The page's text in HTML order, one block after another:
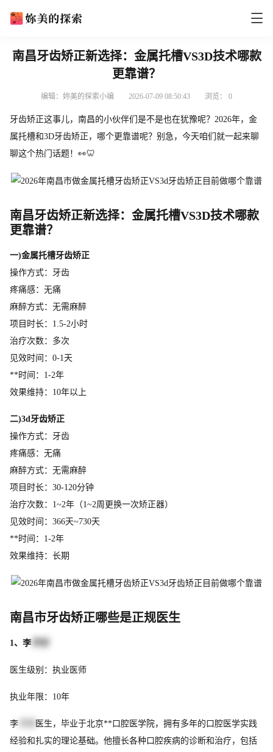
南昌牙齿矫正新选择：金属托槽VS3D技术哪款
更靠谱？
编辑：妳美的探索小编 2026-07-09 08:50:43 浏览： 0
牙齿矫正这事儿，南昌的小伙伴们是不是也在犹豫呢？2026年，金
属托槽和3D牙齿矫正，哪个更靠谱呢？别急，今天咱们就一起来聊
聊这个热门话题！👀🦷
南昌牙齿矫正新选择：金属托槽VS3D技术哪款
更靠谱？
一)金属托槽牙齿矫正
操作方式：牙齿
疼痛感：无痛
麻醉方式：无需麻醉
项目时长：1.5-2小时
治疗次数：多次
见效时间：0-1天
**时间：1-2年
效果维持：10年以上
二)3d牙齿矫正
操作方式：牙齿
疼痛感：无痛
麻醉方式：无需麻醉
项目时长：30-120分钟
治疗次数：1~2年（1~2周更换一次矫正器）
见效时间：366天~730天
**时间：1-2年
效果维持：长期
南昌市牙齿矫正哪些是正规医生
1、李学良
医生级别：执业医师
执业年限：10年
李
医生，毕业于北京**口腔医学院，拥有多年的口腔医学实践
经验和扎实的理论基础。他擅长各种口腔疾病的诊断和治疗，包括